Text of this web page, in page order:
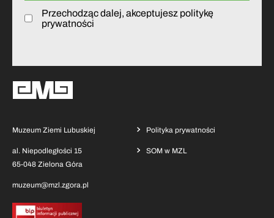
Przechodząc dalej, akceptujesz politykę
prywatności
Muzeum Ziemi Lubuskiej
al. Niepodległości 15
65-048 Zielona Góra
muzeum@mzl.zgora.pl
Polityka prywatności
SOM w MZL